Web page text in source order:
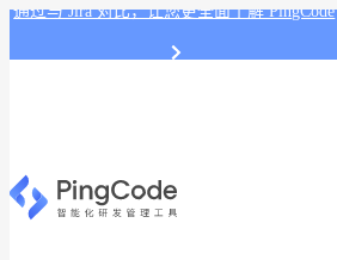
通过与 Jira 对比，让您更全面了解 PingCode